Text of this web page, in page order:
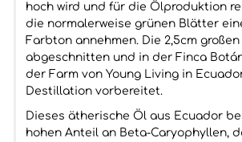
hoch wird und für die Ölproduktion
die normalerweise grünen Blätter
Farbton annehmen. Die 2,5cm
abgeschnitten und in der Finca
der Farm von Young Living in
Destillation vorbereitet.
Dieses ätherische Öl aus Ecuador
hohen Anteil an Beta-Caryophyllen,